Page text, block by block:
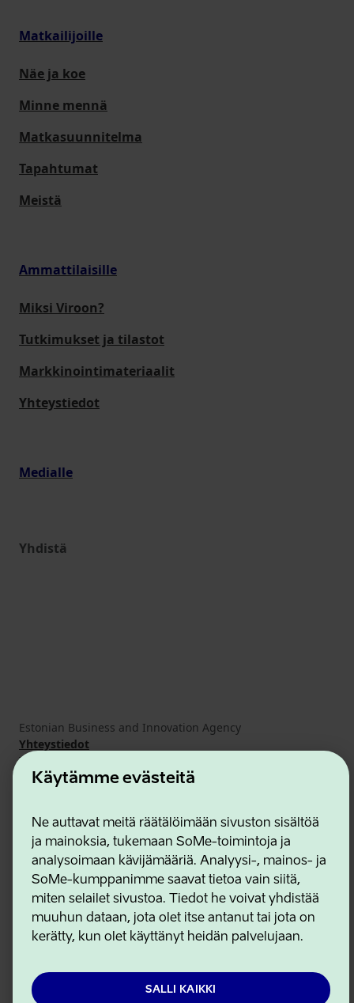
Käytämme evästeitä
Ne auttavat meitä räätälöimään sivuston sisältöä
ja mainoksia, tukemaan SoMe-toimintoja ja
analysoimaan kävijämääriä. Analyysi-, mainos- ja
SoMe-kumppanimme saavat tietoa vain siitä,
miten selailet sivustoa. Tiedot he voivat yhdistää
muuhun dataan, jota olet itse antanut tai jota on
kerätty, kun olet käyttänyt heidän palvelujaan.
SALLI KAIKKI
Matkailijoille
Näe ja koe
Minne mennä
Matkasuunnitelma
Tapahtumat
Meistä
Ammattilaisille
Miksi Viroon?
Tutkimukset ja tilastot
Markkinointimateriaalit
Yhteystiedot
Medialle
Yhdistä
Estonian Business and Innovation Agency
Yhteystiedot
Yhteistyökumppanit
Käyttöehdot